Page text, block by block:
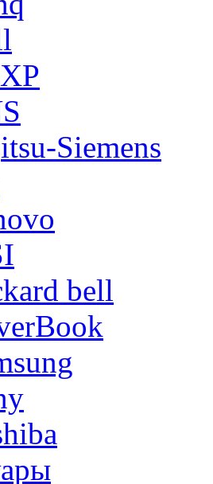
Siemens
bell